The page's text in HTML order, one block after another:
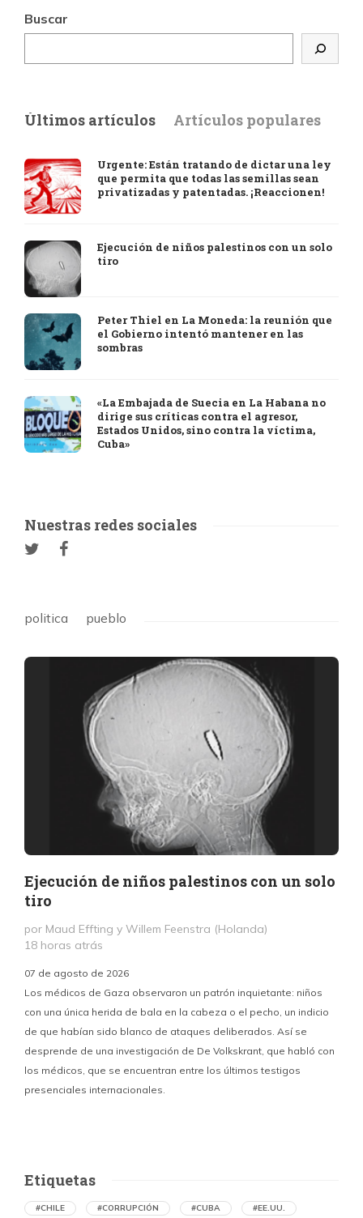
Buscar
Últimos artículos Artículos populares
Urgente: Están tratando de dictar una ley
que permita que todas las semillas sean
privatizadas y patentadas. ¡Reaccionen!
Ejecución de niños palestinos con un solo
tiro
Peter Thiel en La Moneda: la reunión que
el Gobierno intentó mantener en las
sombras
«La Embajada de Suecia en La Habana no
dirige sus críticas contra el agresor,
Estados Unidos, sino contra la víctima,
Cuba»
Nuestras redes sociales
politica pueblo
Ejecución de niños palestinos con un solo
tiro
por Maud Effting y Willem Feenstra (Holanda)
18 horas atrás
07 de agosto de 2026
Los médicos de Gaza observaron un patrón inquietante: niños
con una única herida de bala en la cabeza o el pecho, un indicio
de que habían sido blanco de ataques deliberados. Así se
desprende de una investigación de De Volkskrant, que habló con
los médicos, que se encuentran entre los últimos testigos
presenciales internacionales.
Etiquetas
#CHILE #CORRUPCIÓN #CUBA #EE.UU.